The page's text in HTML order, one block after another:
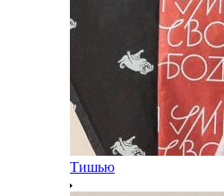
Тишью